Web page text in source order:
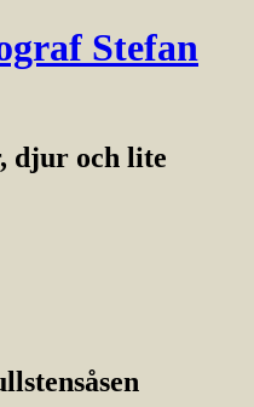
Stefan
djur och lite